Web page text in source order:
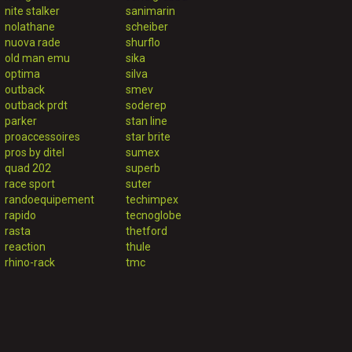
nite stalker
nolathane
nuova rade
old man emu
optima
outback
outback prdt
parker
proaccessoires
pros by ditel
quad 202
race sport
randoequipement
rapido
rasta
reaction
rhino-rack
sanimarin
scheiber
shurflo
sika
silva
smev
soderep
stan line
star brite
sumex
superb
suter
techimpex
tecnoglobe
thetford
thule
tmc